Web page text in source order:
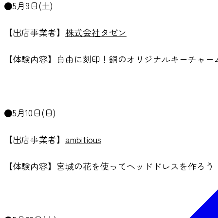
●5月9日(土)
【出店事業者】 株式会社タゼン
【体験内容】自由に刻印！銅のオリジナルキーチャー
●5月10日(日)
【出店事業者】 ambitious
【体験内容】宮城の花を使ってヘッドドレスを作ろう